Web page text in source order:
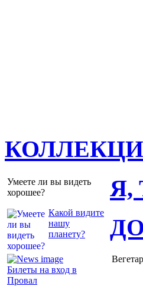
Умеете ли вы видеть
хорошее?
Какой видите
нашу
планету?
Я,
Билеты на вход в
Провал